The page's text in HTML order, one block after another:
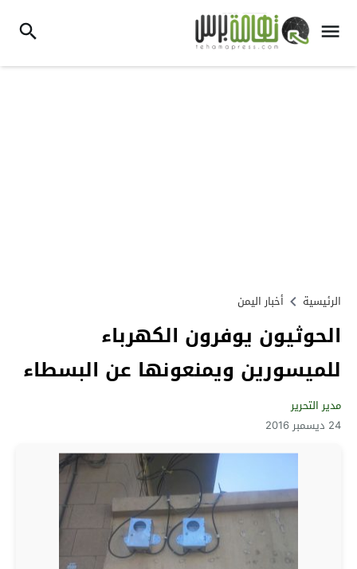
الرئيسية أخبار اليمن
الحوثيون يوفرون الكهرباء
للميسورين ويمنعونها عن البسطاء
مدير التحرير
24 ديسمبر 2016